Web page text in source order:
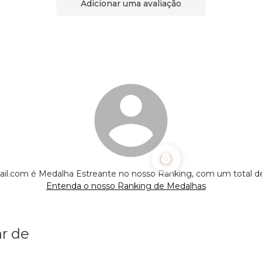
Adicionar uma avaliação
é Medalha Estreante no nosso Ranking, com um total
Entenda o nosso Ranking de Medalhas
de